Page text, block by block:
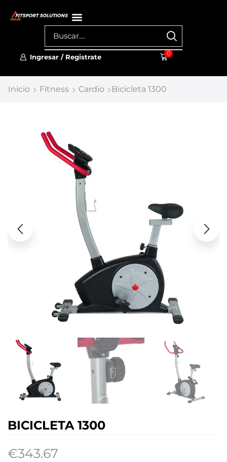
Ingresar / Registrate 0
Inicio Fitness Cardio Bicicleta 1300
BICICLETA 1300
€343.67